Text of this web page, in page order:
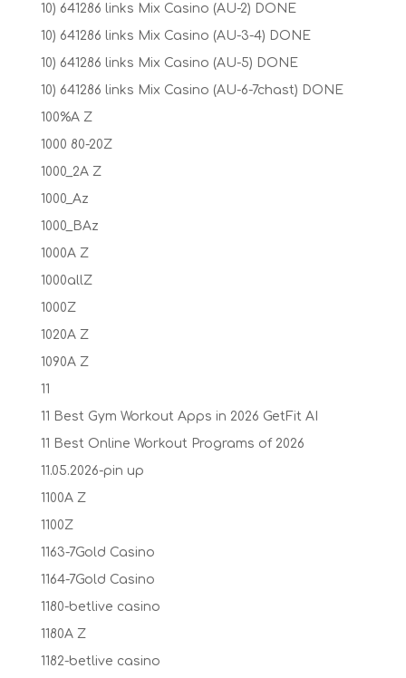
10) 641286 links Mix Casino (AU-2) DONE
10) 641286 links Mix Casino (AU-3-4) DONE
10) 641286 links Mix Casino (AU-5) DONE
10) 641286 links Mix Casino (AU-6-7chast) DONE
100%A Z
1000 80-20Z
1000_2A Z
1000_Az
1000_BAz
1000A Z
1000allZ
1000Z
1020A Z
1090A Z
11
11 Best Gym Workout Apps in 2026 GetFit AI
11 Best Online Workout Programs of 2026
11.05.2026-pin up
1100A Z
1100Z
1163-7Gold Casino
1164-7Gold Casino
1180-betlive casino
1180A Z
1182-betlive casino